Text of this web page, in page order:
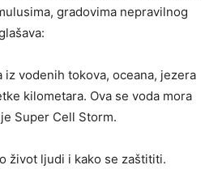
gradovima nepravilnog
vodenih tokova, oceana, jezera
kilometara. Ova se voda mora
Super Cell Storm.
život ljudi i kako se zaštititi.